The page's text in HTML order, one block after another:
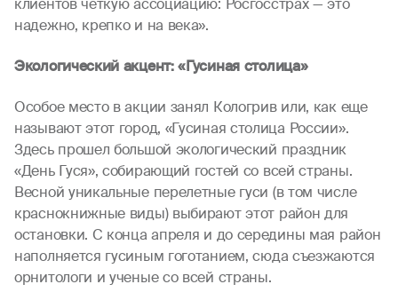
клиентов четкую ассоциацию: Росгосстрах — это
надежно, крепко и на века».
Экологический акцент: «Гусиная столица»
Особое место в акции занял Кологрив или, как еще
называют этот город, «Гусиная столица России».
Здесь прошел большой экологический праздник
«День Гуся», собирающий гостей со всей страны.
Весной уникальные перелетные гуси (в том числе
краснокнижные виды) выбирают этот район для
остановки. С конца апреля и до середины мая район
наполняется гусиным гоготанием, сюда съезжаются
орнитологи и ученые со всей страны.